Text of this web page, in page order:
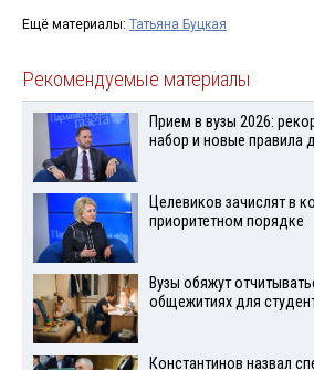
Ещё материалы: Татьяна Буцкая
Рекомендуемые материалы
Прием в вузы 2026:
набор и новые правила
Целевиков зачислят в
приоритетном порядке
Вузы обяжут
общежитиях для
Константинов назвал